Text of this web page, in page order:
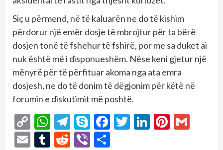
Siç u përmend, në të kaluarën ne do të kishim
përdorur një emër dosje të mbrojtur për ta bërë
dosjen tonë të fshehur të fshirë, por me sa duket ai
nuk është më i disponueshëm. Nëse keni gjetur një
mënyrë për të përfituar akoma nga ata emra
dosjesh, ne do të donim të dëgjonim për këtë në
forumin e diskutimit më poshtë.
Copy
Link
WhatsApp
Telegram
SkypeFacebook
Twitter
LinkedIn
EmailTumblr
Reddit
Viber